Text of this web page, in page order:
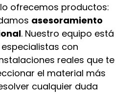
ofrecemos productos:
asesoramiento
. Nuestro equipo está
con
reales que te
el material más
cualquier duda